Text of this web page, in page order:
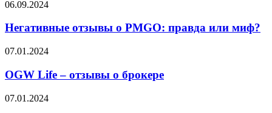
Тайги
что
этом
партнёры
Негативные
о
правда
миф?
06.09.2024
Негативные отзывы о PMGO: правда или миф?
OGW
–
отзывы
о
брокере
07.01.2024
OGW Life – отзывы о брокере
Франшиза
07.01.2024